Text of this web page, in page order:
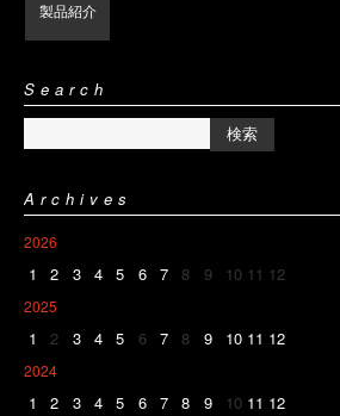
製品紹介
Search
Archives
2026
1 2 3 4 5 6 7 8 9 10 11 12
2025
1 2 3 4 5 6 7 8 9 10 11 12
2024
1 2 3 4 5 6 7 8 9 10 11 12